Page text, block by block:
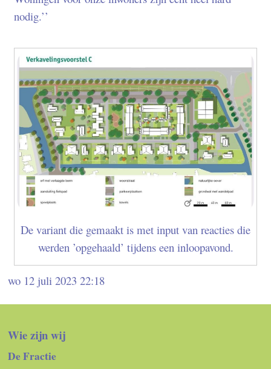
nodig.’’
De variant die gemaakt is met input van reacties die
werden ’opgehaald’ tijdens een inloopavond.
wo 12 juli 2023 22:18
Wie zijn wij
De Fractie